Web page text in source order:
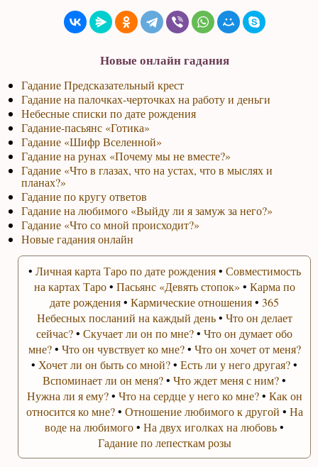
Новые онлайн гадания
Гадание Предсказательный крест
Гадание на палочках-черточках на работу и деньги
Небесные списки по дате рождения
Гадание-пасьянс «Готика»
Гадание «Шифр Вселенной»
Гадание на рунах «Почему мы не вместе?»
Гадание «Что в глазах, что на устах, что в мыслях и
планах?»
Гадание по кругу ответов
Гадание на любимого «Выйду ли я замуж за него?»
Гадание «Что со мной происходит?»
Новые гадания онлайн
• Личная карта Таро по дате рождения• Совместимость
на картах Таро• Пасьянс «Девять стопок» • Карма по
дате рождения•Кармические отношения•365
Небесных посланий на каждый день• Что он делает
сейчас?•Скучает ли он по мне?•Что он думает обо
мне?• Что он чувствует ко мне?• Что он хочет от меня?
• Хочет ли он быть со мной?•Есть ли у него другая?•
Вспоминает ли он меня?•Что ждет меня с ним?•
Нужна ли я ему?• Что на сердце у него ко мне?• Как он
относится ко мне?• Отношение любимого к другой • На
воде на любимого•На двух иголках на любовь•
Гадание по лепесткам розы